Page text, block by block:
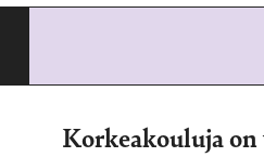
Korkeakouluja